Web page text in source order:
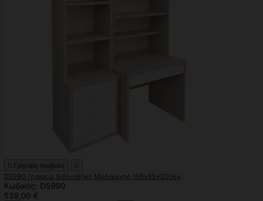
 Γρήγορη προβολή 
D5990 Γραφείο Βιβλιοθήκη Μελαμίνης 150x55x200εκ
Κωδικός: D5990
539,00 €